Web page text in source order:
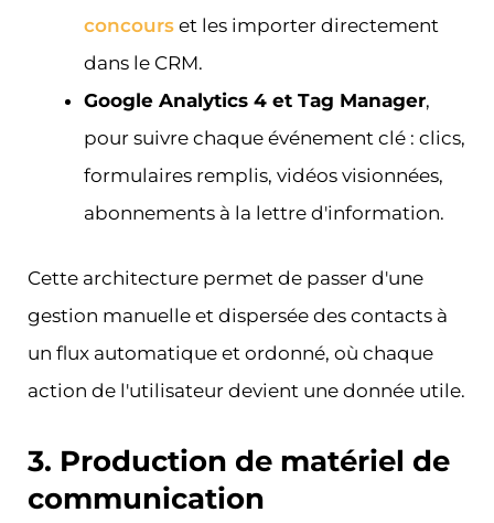
concours et les importer directement
dans le CRM.
Google Analytics 4 et Tag Manager,
pour suivre chaque événement clé : clics,
formulaires remplis, vidéos visionnées,
abonnements à la lettre d'information.
Cette architecture permet de passer d'une
gestion manuelle et dispersée des contacts à
un flux automatique et ordonné, où chaque
action de l'utilisateur devient une donnée utile.
3. Production de matériel de
communication